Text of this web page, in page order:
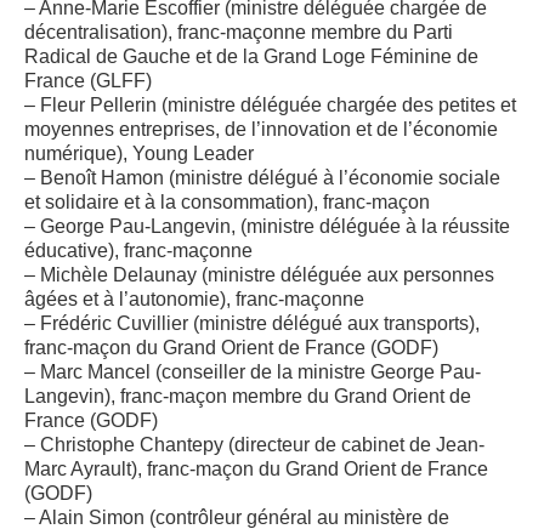
– Anne-Marie Escoffier (ministre déléguée chargée de
décentralisation), franc-maçonne membre du Parti
Radical de Gauche et de la Grand Loge Féminine de
France (GLFF)
– Fleur Pellerin (ministre déléguée chargée des petites et
moyennes entreprises, de l’innovation et de l’économie
numérique), Young Leader
– Benoît Hamon (ministre délégué à l’économie sociale
et solidaire et à la consommation), franc-maçon
– George Pau-Langevin, (ministre déléguée à la réussite
éducative), franc-maçonne
– Michèle Delaunay (ministre déléguée aux personnes
âgées et à l’autonomie), franc-maçonne
– Frédéric Cuvillier (ministre délégué aux transports),
franc-maçon du Grand Orient de France (GODF)
– Marc Mancel (conseiller de la ministre George Pau-
Langevin), franc-maçon membre du Grand Orient de
France (GODF)
– Christophe Chantepy (directeur de cabinet de Jean-
Marc Ayrault), franc-maçon du Grand Orient de France
(GODF)
– Alain Simon (contrôleur général au ministère de